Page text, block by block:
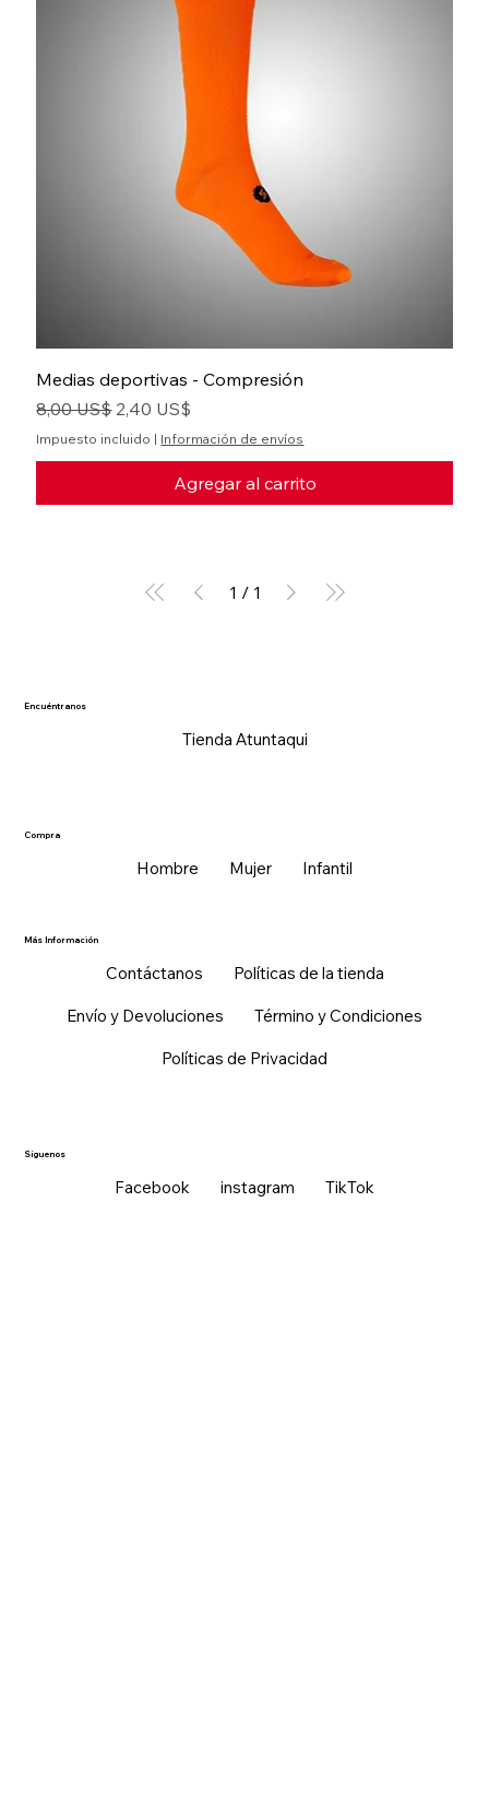
Medias deportivas - Compresión
Precio
8,00 US$ Precio de oferta
2,40 US$
Impuesto incluido | Información de envíos
Agregar al carrito
1 / 1
Encuéntranos
Tienda Atuntaqui
Compra
Hombre Mujer Infantil
Más Información
Contáctanos Políticas de la tienda
Envío y Devoluciones Término y Condiciones
Políticas de Privacidad
Síguenos
Facebook instagram TikTok